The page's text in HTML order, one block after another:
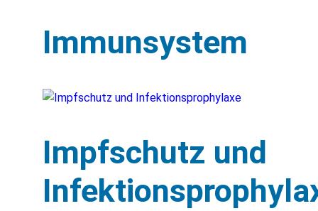
Immunsystem
Impfschutz und